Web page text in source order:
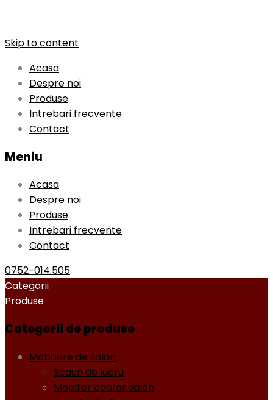
Skip to content
Acasa
Despre noi
Produse
Intrebari frecvente
Contact
Meniu
Acasa
Despre noi
Produse
Intrebari frecvente
Contact
0752-014.505
Categorii
Produse
Categorii de produse
Mobiliere de salon
Scaun de lucru
Mobilier coafor salon